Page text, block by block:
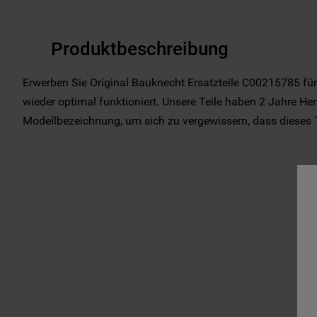
Produktbeschreibung
Erwerben Sie Original Bauknecht Ersatzteile C00215785
wieder optimal funktioniert. Unsere Teile haben 2 Jahre
Modellbezeichnung, um sich zu vergewissern, dass dieses